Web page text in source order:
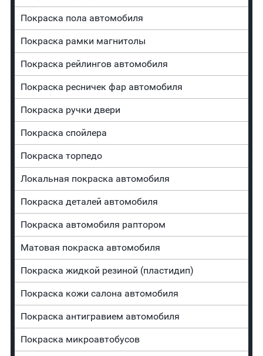
Покраска пола автомобиля
Покраска рамки магнитолы
Покраска рейлингов автомобиля
Покраска ресничек фар автомобиля
Покраска ручки двери
Покраска спойлера
Покраска торпедо
Локальная покраска автомобиля
Покраска деталей автомобиля
Покраска автомобиля раптором
Матовая покраска автомобиля
Покраска жидкой резиной (пластидип)
Покраска кожи салона автомобиля
Покраска антигравием автомобиля
Покраска микроавтобусов